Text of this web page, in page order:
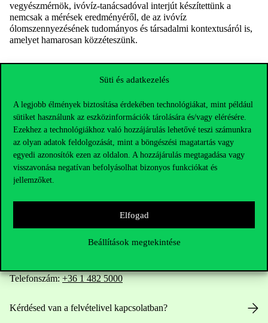
Süti és adatkezelés
A legjobb élmények biztosítása érdekében technológiákat, mint például
sütiket használunk az eszközinformációk tárolására és/vagy elérésére.
Ezekhez a technológiákhoz való hozzájárulás lehetővé teszi számunkra
az olyan adatok feldolgozását, mint a böngészési magatartás vagy
egyedi azonosítók ezen az oldalon. A hozzájárulás megtagadása vagy
visszavonása negatívan befolyásolhat bizonyos funkciókat és
jellemzőket.
Elfogad
Beállítások megtekintése
vegyészmérnök, ivóvíz-tanácsadóval interjút készítettünk a
nemcsak a mérések eredményéről, de az ivóvíz
ólomszennyezésének tudományos és társadalmi kontextusáról is,
amelyet hamarosan közzéteszünk.
Elérhetőségek
Telefonszám:+36 1 482 5000
Kérdésed van a felvételivel kapcsolatban?